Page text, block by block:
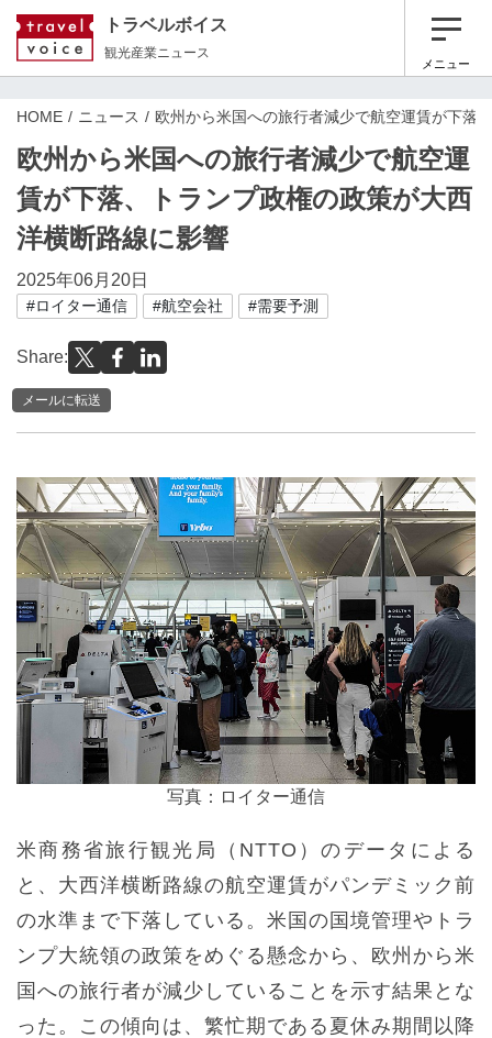
トラベルボイス
観光産業ニュース
メニュー
HOME ニュース 欧州から米国への旅行者減少で航空運賃が下落
欧州から米国への旅行者減少で航空運
賃が下落、トランプ政権の政策が大西
洋横断路線に影響
2025年06月20日
#ロイター通信 #航空会社 #需要予測
Share:
メールに転送
写真：ロイター通信
米商務省旅行観光局（NTTO）のデータによる
と、大西洋横断路線の航空運賃がパンデミック前
の水準まで下落している。米国の国境管理やトラ
ンプ大統領の政策をめぐる懸念から、欧州から米
国への旅行者が減少していることを示す結果とな
った。この傾向は、繁忙期である夏休み期間以降